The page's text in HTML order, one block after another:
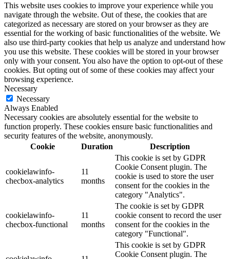
This website uses cookies to improve your experience while you
navigate through the website. Out of these, the cookies that are
categorized as necessary are stored on your browser as they are
essential for the working of basic functionalities of the website. We
also use third-party cookies that help us analyze and understand how
you use this website. These cookies will be stored in your browser
only with your consent. You also have the option to opt-out of these
cookies. But opting out of some of these cookies may affect your
browsing experience.
Necessary
Necessary
Always Enabled
Necessary cookies are absolutely essential for the website to
function properly. These cookies ensure basic functionalities and
security features of the website, anonymously.
Cookie
Duration Description
cookielawinfo-
checbox-analytics
11
months
This cookie is set by GDPR
Cookie Consent plugin. The
cookie is used to store the user
consent for the cookies in the
category "Analytics".
cookielawinfo-
checbox-functional
11
months
The cookie is set by GDPR
cookie consent to record the user
consent for the cookies in the
category "Functional".
This cookie is set by GDPR
Cookie Consent plugin. The